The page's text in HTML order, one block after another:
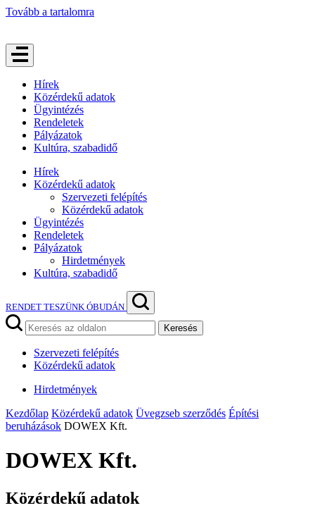
Tovább a tartalomra
Hírek
Közérdekű adatok
Ügyintézés
Rendeletek
Pályázatok
Kultúra, szabadidő
Hírek
Közérdekű adatok
Szervezeti felépítés
Közérdekű adatok
Ügyintézés
Rendeletek
Pályázatok
Hirdetmények
Kultúra, szabadidő
RENDET TESZÜNK ÓBUDÁN
Keresés
Szervezeti felépítés
Közérdekű adatok
Hirdetmények
Kezdőlap Közérdekű adatok Üvegzseb szerződés Építési
beruházások DOWEX Kft.
DOWEX Kft.
Közérdekű adatok